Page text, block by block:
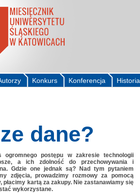
Historia
Konferencja
Konkurs
dane?
postępu w zakresie technologii
a ich zdolność do przechowywania i
Gdzie one jednak są? Nad tym pytaniem
zdjęcia, prowadzimy rozmowy za pomocą
kartą za zakupy. Nie zastanawiamy się
wykorzystane.